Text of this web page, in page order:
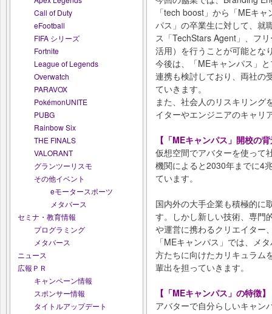
Call of Duty
eFootball
FIFA シリーズ
Fortnite
League of Legends
Overwatch
PARAVOX
PokémonUNITE
PUBG
Rainbow Six
THE FINALS
VALORANT
グランツーリスモ
その他イベント
eモータースポーツ
メタバース
セミナ・教育情報
プログラミング
メタバース
ニュース
広報ＰＲ
キャンペーン情報
スポンサー情報
タイトルアップデート
「tech boost」から「MEキ
パス」の卒業生に対して、就
ス「TechStars Agent」、フ
活用）を行うことが可能とな
今後は、「MEキャンパス」
連携も検討しており、両社の
ていきます。
また、社会人のリスキリング
イターやエンジニアのキャリ
【「MEキャンパス」開校の
仮想空間でアバターを使って
機関によると2030年までに4
ています。
国内外の大手企業も積極的に
す。しかし新しい技術、専門
や運営に携わるクリエイター
「MEキャンパス」では、メ
方たちに向けたカリキュラム
輩出を担っていきます。
【「MEキャンパス」の特徴】
アバターで自分らしいキャン